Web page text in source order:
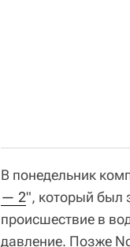
В понедельник
— 2", который был
происшествие в
давление. Позже